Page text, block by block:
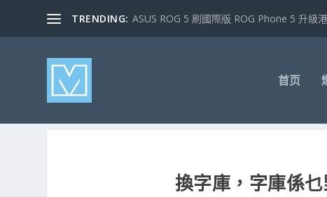
TRENDING: ASUS ROG 5 刷國際版 ROG Phone 5 升級
首页
換字庫，字庫係